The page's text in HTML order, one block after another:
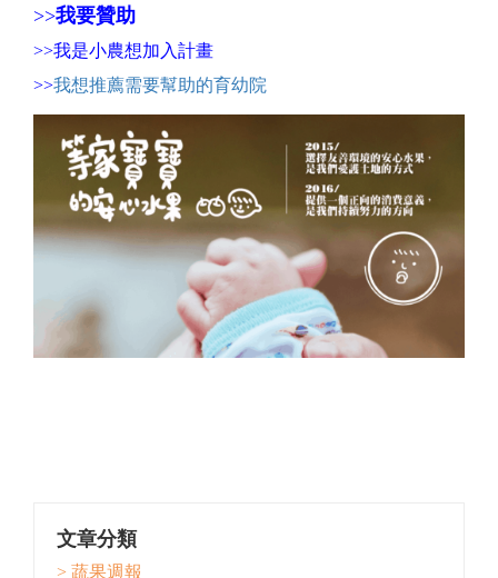
>>我要贊助
>>我是小農想加入計畫
>>我想推薦需要幫助的育幼院
文章分類
> 蔬果週報